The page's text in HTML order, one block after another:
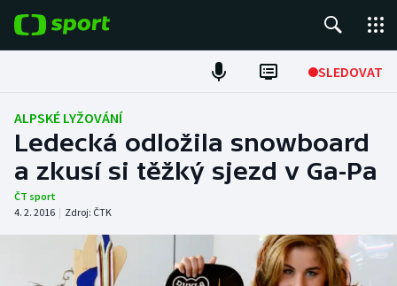
SLEDOVAT
Fotbal
Hokej
Tenis
Atletika
Cyklistika
ALPSKÉ LYŽOVÁNÍ
Ledecká odložila snowboard
a zkusí si těžký sjezd v Ga-Pa
ČT sport
4. 2. 2016 | Zdroj: ČTK